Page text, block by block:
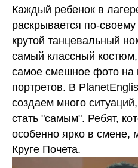
Каждый ребенок в
раскрывается по-
крутой танцевальный
самый классный костюм,
самое смешное фото на
портретов. В
создаем много
стать "самым". Ребят,
особенно ярко в смене,
Круге Почета.